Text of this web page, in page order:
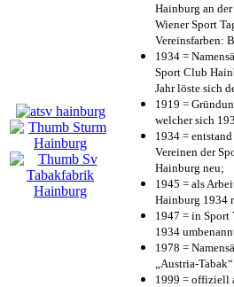
Hainburg an
Wiener Sport
Vereinsfarben:
1934 =
Sport Club
Jahr löste sich
1919 =
welcher sich
1934 =
Vereinen der
Hainburg neu;
1945 = als
Hainburg 1934
1947 = in Sport
1934
1978 =
„Austria-
1999 = offiziell